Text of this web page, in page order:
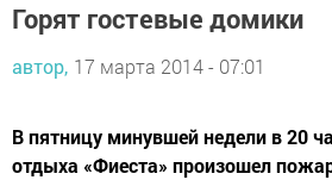
Горят гостевые домики
автор, 17 марта 2014 - 07:01
В пятницу минувшей недели в 20
отдыха «Фиеста» произошел